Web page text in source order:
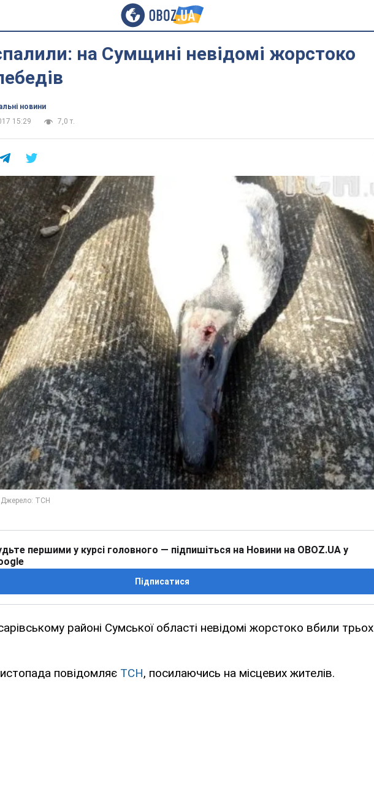
на Сумщині невідомі жорстоко
новини
15:29
7,0 т.
першими у курсі головного — підпишіться на Новини на OBOZ.UA у
Підписатися
районі Сумської області невідомі жорстоко вбили трьох
повідомляє ТСН, посилаючись на місцевих жителів.